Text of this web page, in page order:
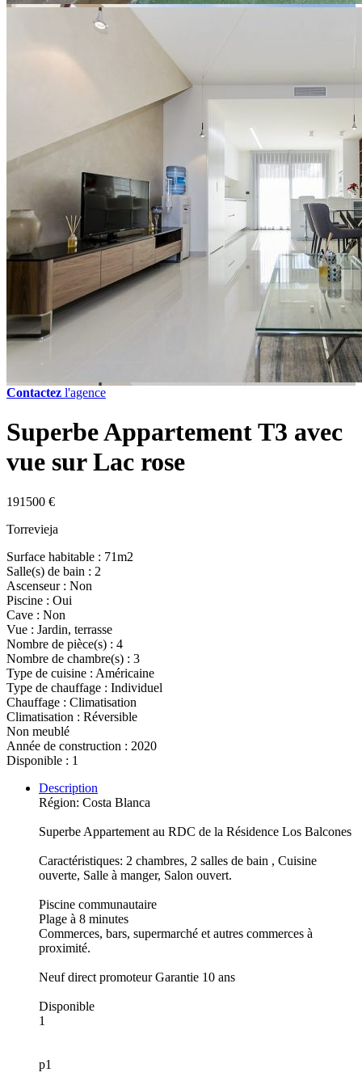
Contactez l'agence
Superbe Appartement T3 avec
vue sur Lac rose
191500 €
Torrevieja
Surface habitable : 71m2
Salle(s) de bain : 2
Ascenseur : Non
Piscine : Oui
Cave : Non
Vue : Jardin, terrasse
Nombre de pièce(s) : 4
Nombre de chambre(s) : 3
Type de cuisine : Américaine
Type de chauffage : Individuel
Chauffage : Climatisation
Climatisation : Réversible
Non meublé
Année de construction : 2020
Disponible : 1
Description
Région: Costa Blanca
Superbe Appartement au RDC de la Résidence Los Balcones
Caractéristiques: 2 chambres, 2 salles de bain , Cuisine
ouverte, Salle à manger, Salon ouvert.
Piscine communautaire
Plage à 8 minutes
Commerces, bars, supermarché et autres commerces à
proximité.
Neuf direct promoteur Garantie 10 ans
Disponible
1
p1